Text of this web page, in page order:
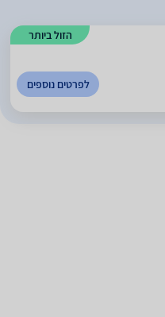
הזול ביותר
לפרטים נוספים